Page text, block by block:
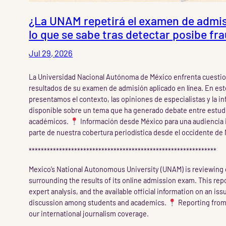
¿La UNAM repetirá el examen de
lo que se sabe tras detectar posibe
Jul 29, 2026
La Universidad Nacional Autónoma de México enfrenta
resultados de su examen de admisión aplicado en línea. En
presentamos el contexto, las opiniones de especialistas y la
disponible sobre un tema que ha generado debate entre
académicos.
Información desde México para una
parte de nuestra cobertura periodística desde el occidente de
**************************************************************
Mexico’s National Autonomous University (UNAM) is
surrounding the results of its online admission exam. This
expert analysis, and the available official information on an
discussion among students and academics.
Reporting
our international journalism coverage.